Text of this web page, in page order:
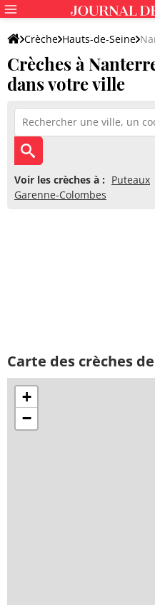
Crèche Hauts-de-Seine
Crèches à
dans votre ville
Voir les crèches à : Puteaux
Garenne-Colombes
Carte des crèches
+
−